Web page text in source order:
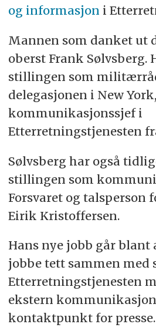
og informasjon i
Mannen som danket ut
oberst Frank Sølvsberg.
stillingen som
delegasjonen i New
kommunikasjonssjef i
Etterretningstjenesten
Sølvsberg har også
stillingen som
Forsvaret og talsperson
Eirik Kristoffersen.
Hans nye jobb går blant
jobbe tett sammen med
Etterretningstjenesten
ekstern
kontaktpunkt for presse.